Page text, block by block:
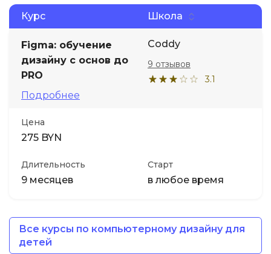
Курс Школа
Figma: обучение
дизайну с основ до
PRO
Подробнее
Coddy
3.1
9 отзывов
Цена
275 BYN
Длительность
9 месяцев
Старт
в любое время
Все курсы по компьютерному дизайну для
детей